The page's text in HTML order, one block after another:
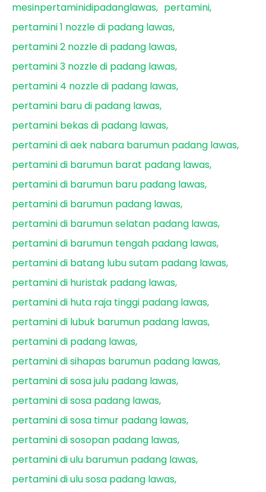
mesinpertaminidipadanglawas
pertamini
pertamini 1 nozzle di padang lawas
pertamini 2 nozzle di padang lawas
pertamini 3 nozzle di padang lawas
pertamini 4 nozzle di padang lawas
pertamini baru di padang lawas
pertamini bekas di padang lawas
pertamini di aek nabara barumun padang lawas
pertamini di barumun barat padang lawas
pertamini di barumun baru padang lawas
pertamini di barumun padang lawas
pertamini di barumun selatan padang lawas
pertamini di barumun tengah padang lawas
pertamini di batang lubu sutam padang lawas
pertamini di huristak padang lawas
pertamini di huta raja tinggi padang lawas
pertamini di lubuk barumun padang lawas
pertamini di padang lawas
pertamini di sihapas barumun padang lawas
pertamini di sosa julu padang lawas
pertamini di sosa padang lawas
pertamini di sosa timur padang lawas
pertamini di sosopan padang lawas
pertamini di ulu barumun padang lawas
pertamini di ulu sosa padang lawas